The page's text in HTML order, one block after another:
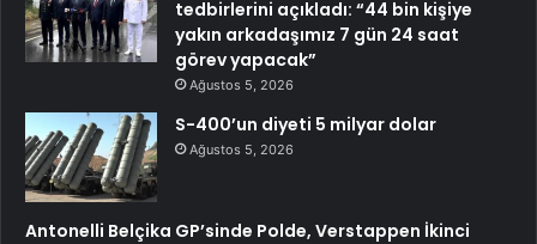
tedbirlerini açıkladı: “44 bin kişiye
yakın arkadaşımız 7 gün 24 saat
görev yapacak”
Ağustos 5, 2026
S-400’un diyeti 5 milyar dolar
Ağustos 5, 2026
Antonelli Belçika GP’sinde Polde, Verstappen İkinci